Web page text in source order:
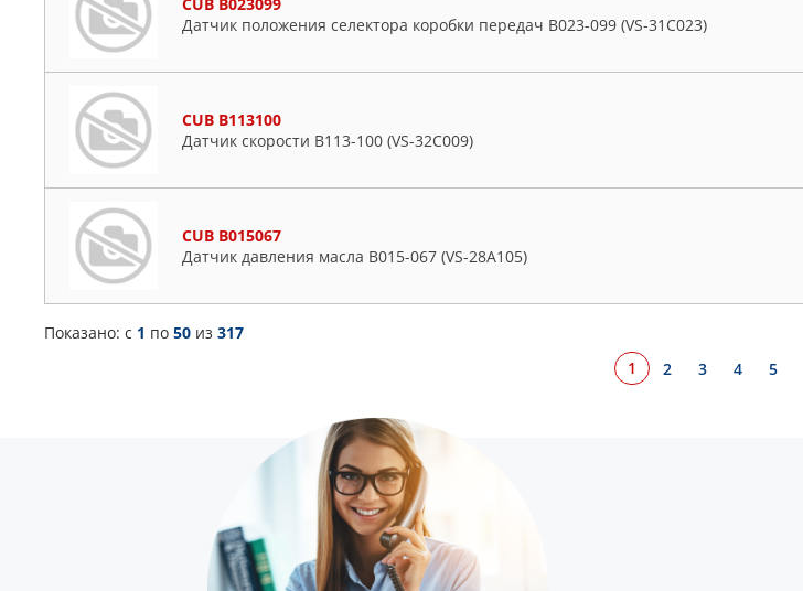
Датчик положения селектора коробки передач B023-099 (VS-31C023)
CUB B113100
Датчик скорости B113-100 (VS-32C009)
CUB B015067
Датчик давления масла B015-067 (VS-28A105)
Показано: c 1 по 50 из 317
1
2 3 4 5